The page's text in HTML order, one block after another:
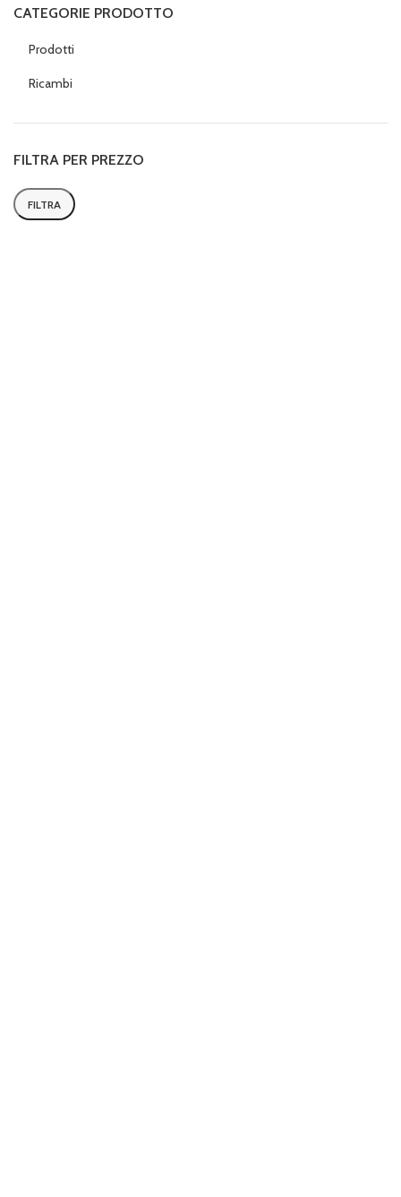
CATEGORIE PRODOTTO
Prodotti
Ricambi
FILTRA PER PREZZO
Prezzo
Prezzo
FILTRA